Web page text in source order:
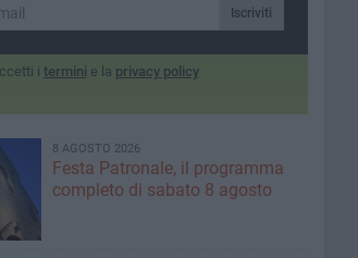
Iscriviti
i termini e la privacy policy
8 AGOSTO 2026
Festa Patronale, il programma
completo di sabato 8 agosto